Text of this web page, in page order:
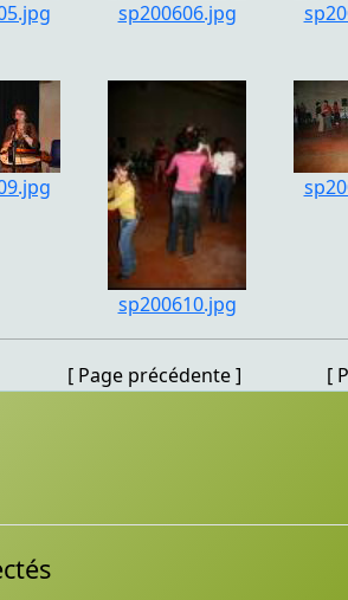
sp200606.jpg
sp200610.jpg
[ Page précédente ] [